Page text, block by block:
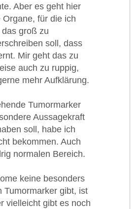
Aber es geht hier
für die ich
groß zu
soll, dass
Mir geht das zu
auch zu ruppig,
mehr Aufklärung.
Tumormarker
Aussagekraft
soll, habe ich
bekommen. Auch
normalen Bereich.
keine besonders
Tumormarker gibt, ist
vielleicht gibt es noch